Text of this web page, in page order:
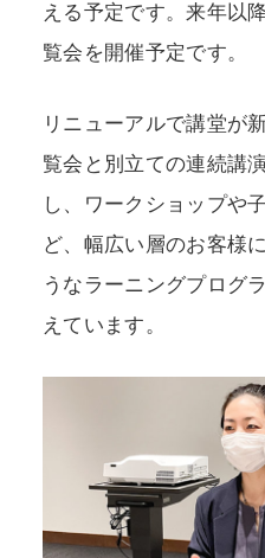
える予定です。来年以
覧会を開催予定です。
リニューアルで講堂が
覧会と別立ての連続講
し、ワークショップや
ど、幅広い層のお客様
うなラーニングプログ
えています。